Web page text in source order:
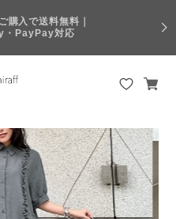
購入で送料無料｜
・PayPay対応